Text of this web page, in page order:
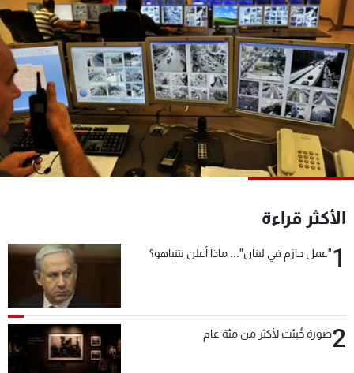
الأكثر قراءة
1"عمل حازم في لبنان"... ماذا أعلن نتنياهو؟
2صورة خُبئت لأكثر من مئة عام
منوعات رياضة
كأس العالم
البرامج
جدول البرامج
شاهد البرامج
عن MTV
الإنـتـاج
وظائف